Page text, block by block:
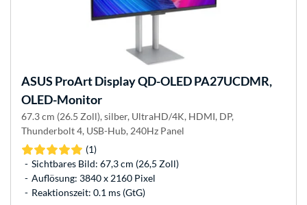
ASUS ProArt Display QD-OLED PA27UCDMR,
OLED-Monitor
67.3 cm (26.5 Zoll), silber, UltraHD/4K, HDMI, DP,
Thunderbolt 4, USB-Hub, 240Hz Panel
(1)
Sichtbares Bild: 67,3 cm (26,5 Zoll)
Auflösung: 3840 x 2160 Pixel
Reaktionszeit: 0.1 ms (GtG)